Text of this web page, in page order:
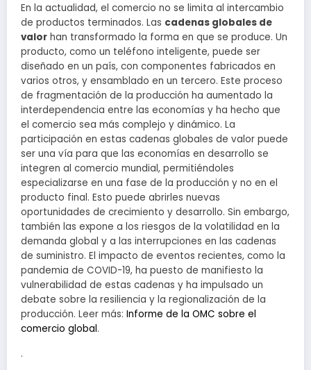
En la actualidad, el comercio no se limita al intercambio
de productos terminados. Las cadenas globales de
valor han transformado la forma en que se produce. Un
producto, como un teléfono inteligente, puede ser
diseñado en un país, con componentes fabricados en
varios otros, y ensamblado en un tercero. Este proceso
de fragmentación de la producción ha aumentado la
interdependencia entre las economías y ha hecho que
el comercio sea más complejo y dinámico. La
participación en estas cadenas globales de valor puede
ser una vía para que las economías en desarrollo se
integren al comercio mundial, permitiéndoles
especializarse en una fase de la producción y no en el
producto final. Esto puede abrirles nuevas
oportunidades de crecimiento y desarrollo. Sin embargo,
también las expone a los riesgos de la volatilidad en la
demanda global y a las interrupciones en las cadenas
de suministro. El impacto de eventos recientes, como la
pandemia de COVID-19, ha puesto de manifiesto la
vulnerabilidad de estas cadenas y ha impulsado un
debate sobre la resiliencia y la regionalización de la
producción. Leer más: Informe de la OMC sobre el
comercio global.
·